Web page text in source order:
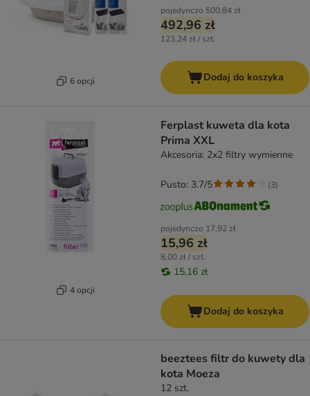
6 opcji
pojedynczo 500,84 zł
492,96 zł
123,24 zł / szt.
Dodaj do koszyka
4 opcji
Ferplast kuweta dla kota
Prima XXL
Akcesoria: 2x2 filtry wymienne
pojedynczo 17,92 zł
15,96 zł
8,00 zł / szt.
15,16 zł
Pusto: 3.7/5 (3)
Dodaj do koszyka
beeztees filtr do kuwety dla
kota Moeza
12 szt.